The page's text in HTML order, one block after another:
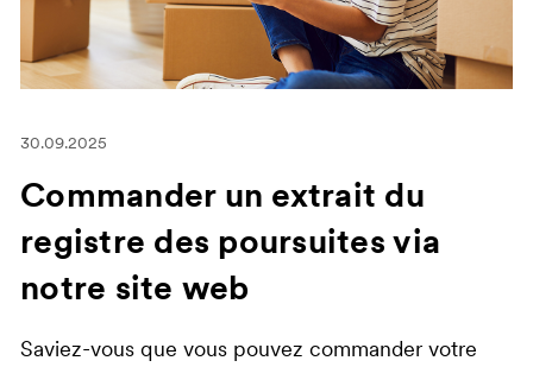
30.09.2025
Commander un extrait du
registre des poursuites via
notre site web
Saviez-vous que vous pouvez commander votre